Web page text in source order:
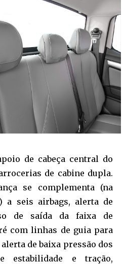
de cabeça central do
de cabine dupla.
se complementa (na
a seis airbags, alerta de
de saída da faixa de
com linhas de guia para
de baixa pressão dos
estabilidade e tração,